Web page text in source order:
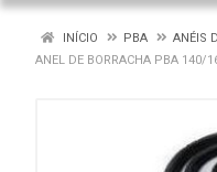
INÍCIO PBA
ANÉIS
ANEL DE BORRACHA PBA 140/